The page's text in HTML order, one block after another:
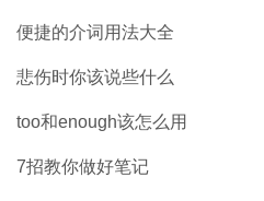
便捷的介词用法大全
悲伤时你该说些什么
too和enough该怎么用
7招教你做好笔记